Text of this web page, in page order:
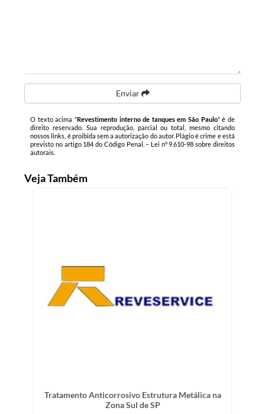
Enviar
O texto acima "Revestimento interno de tanques em São Paulo" é de
direito reservado. Sua reprodução, parcial ou total, mesmo citando
nossos links, é proibida sem a autorização do autor. Plágio é crime e está
previsto no artigo 184 do Código Penal. – Lei n° 9.610-98 sobre direitos
autorais
Veja Também
Tratamento Anticorrosivo Estrutura Metálica na
Zona Sul de SP